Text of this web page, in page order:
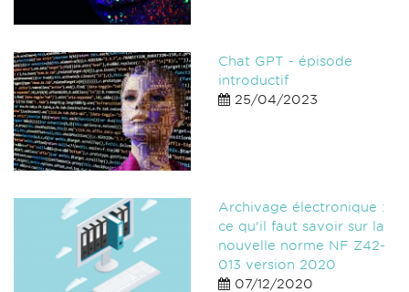
Chat GPT - épisode
introductif
25/04/2023
Archivage électronique :
ce qu'il faut savoir sur la
nouvelle norme NF Z42-
013 version 2020
07/12/2020